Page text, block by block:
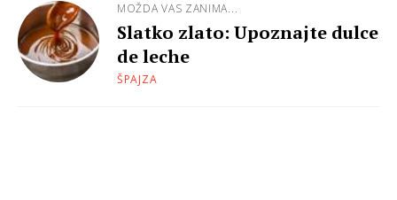
MOŽDA VAS ZANIMA...
Slatko zlato: Upoznajte dulce
de leche
ŠPAJZA